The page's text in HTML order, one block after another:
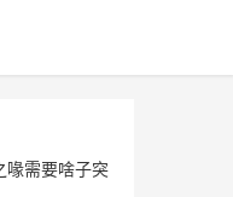
喙需要啥子突